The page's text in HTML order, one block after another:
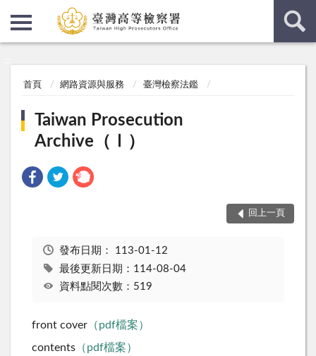
首頁 網路資源與服務 臺灣檢察法鑑
Taiwan Prosecution
Archive（Ⅰ）
回上一頁
發布日期： 113-01-12
最後更新日期：114-08-04
資料點閱次數：519
front cover （pdf檔案）
contents （pdf檔案）